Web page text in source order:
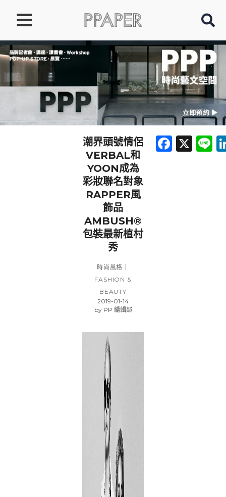
要
內
潮界頭號情侶
VERBAL和
YOON成為
彩妝聯名對象
RAPPER風
飾品
AMBUSH®
包裝最新植村
秀
時尚風格｜
FASHION &
BEAUTY
2019-01-14
byPP 編輯部
X